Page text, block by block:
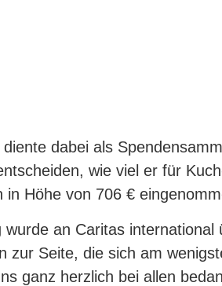
dabei als
wie viel er für
in Höhe von 706 €
an Caritas
zur Seite, die sich am
ganz herzlich bei allen